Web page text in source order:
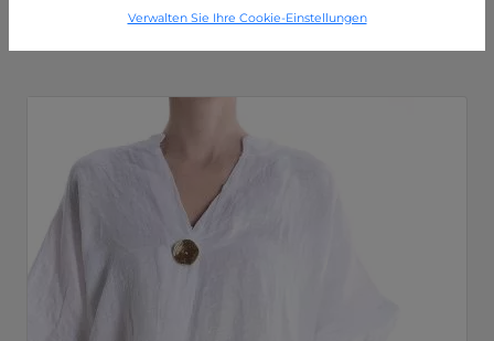
Verwalten Sie Ihre Cookie-Einstellungen